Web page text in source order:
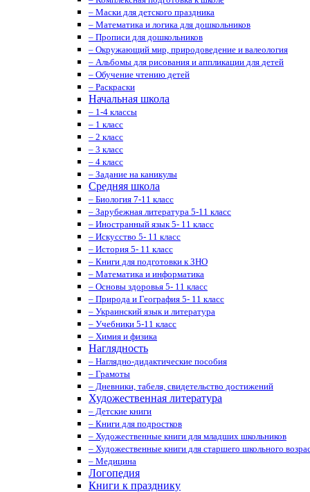
– Маски для детского праздника
– Математика и логика для дошкольников
– Прописи для дошкольников
– Окружающий мир, природоведение и валеология
– Альбомы для рисования и аппликации для детей
– Обучение чтению детей
– Раскраски
Начальная школа
– 1-4 классы
– 1 класс
– 2 класс
– 3 класс
– 4 класс
– Задание на каникулы
Средняя школа
– Биология 7-11 класс
– Зарубежная литература 5-11 класс
– Иностранный язык 5- 11 класс
– Искусство 5- 11 класс
– История 5- 11 класс
– Книги для подготовки к ЗНО
– Математика и информатика
– Основы здоровья 5- 11 класс
– Природа и География 5- 11 класс
– Украинский язык и литература
– Учебники 5-11 класс
– Химия и физика
Наглядность
– Наглядно-дидактические пособия
– Грамоты
– Дневники, табеля, свидетельство достижений
Художественная литература
– Детские книги
– Книги для подростков
– Художественные книги для младших школьников
– Художественные книги для старшего школьного
– Медицина
Логопедия
Книги к празднику